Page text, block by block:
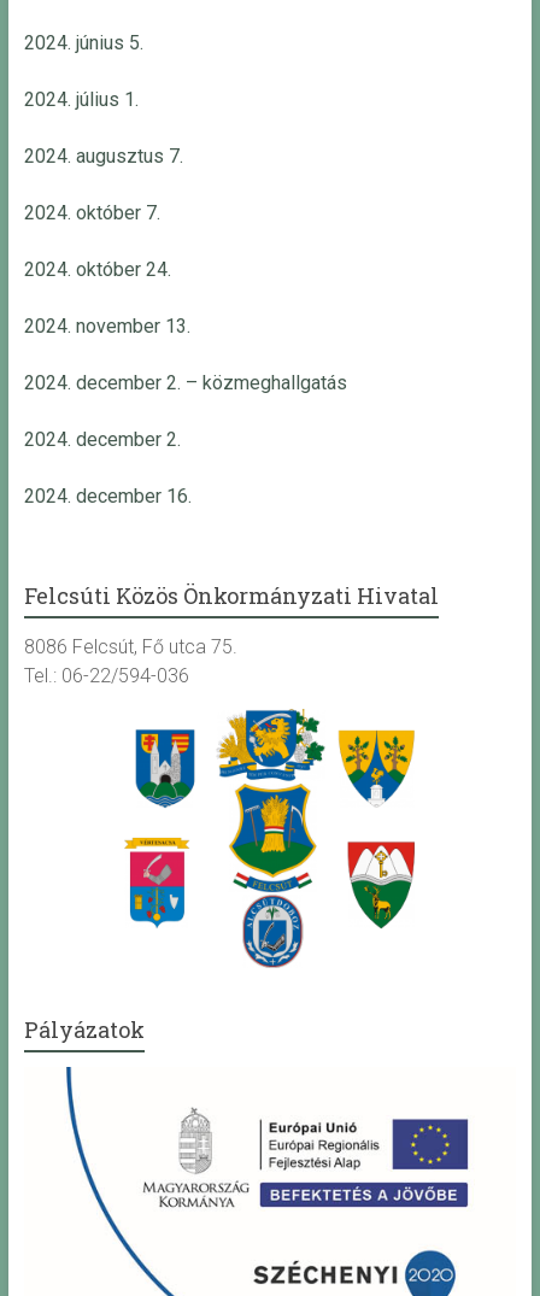
2024. június 5.
2024. július 1.
2024. augusztus 7.
2024. október 7.
2024. október 24.
2024. november 13.
2024. december 2. – közmeghallgatás
2024. december 2.
2024. december 16.
Felcsúti Közös Önkormányzati Hivatal
8086 Felcsút, Fő utca 75.
Tel.: 06-22/594-036
Pályázatok